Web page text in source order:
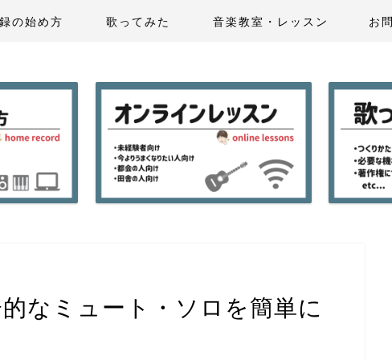
の始め方 歌ってみた 音楽教室・レッスン お
なミュート・ソロを簡単に